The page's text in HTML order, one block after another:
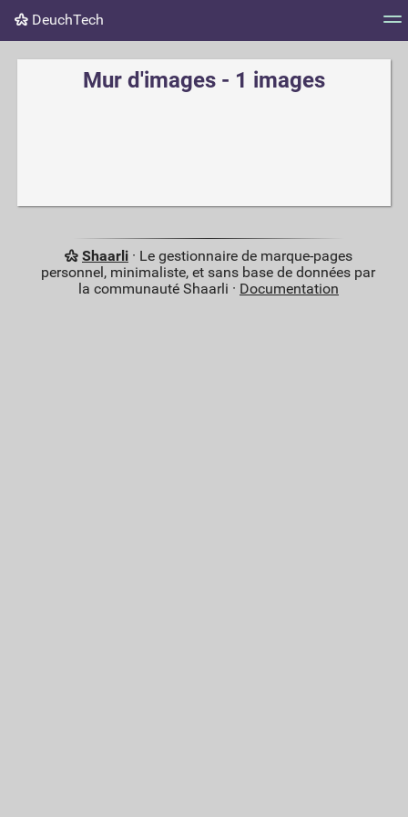
DeuchTech
Nuage de tags Mur d'images Quotidien Flux
Mur d'images - 1 images
Shaarli· Le gestionnaire de marque-pages
personnel, minimaliste, et sans base de données par
la communauté Shaarli · Documentation